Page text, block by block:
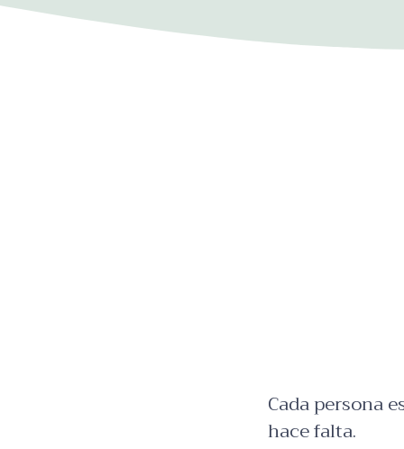
Cada persona
hace falta.